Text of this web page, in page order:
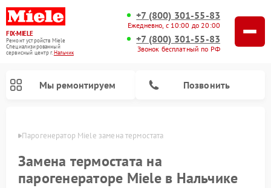
FIX-MIELE
Ремонт устройств Miele
Специализированный
cервисный центр г.Нальчик
+7 (800) 301-55-83
Ежедневно, с 10:00 до 20:00
+7 (800) 301-55-83
Звонок бесплатный по РФ
Мы ремонтируем Позвонить
Парогенератор Miele замена термостата
Замена термостата на
парогенераторе Miele в Нальчике